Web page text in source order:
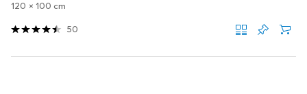
120 x 100 cm
50